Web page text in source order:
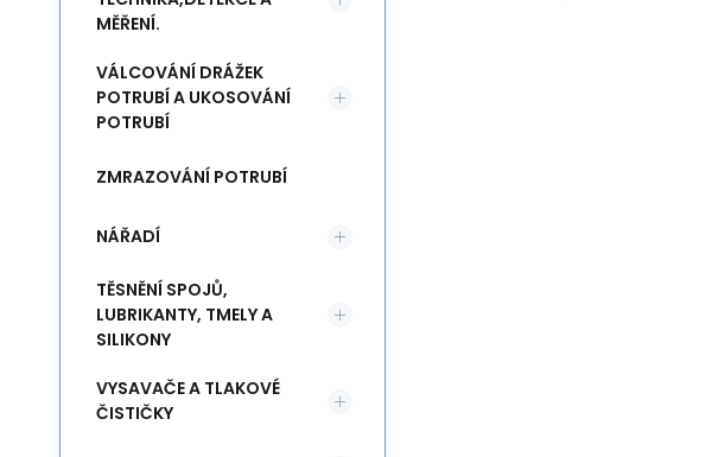
MĚŘENÍ.
VÁLCOVÁNÍ DRÁŽEK
POTRUBÍ A UKOSOVÁNÍ
POTRUBÍ
ZMRAZOVÁNÍ POTRUBÍ
NÁŘADÍ
TĚSNĚNÍ SPOJŮ,
LUBRIKANTY, TMELY A
SILIKONY
VYSAVAČE A TLAKOVÉ
ČISTIČKY